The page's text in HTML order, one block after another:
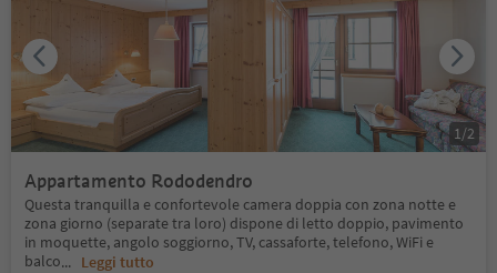
Appartamento Rododendro
Questa tranquilla e confortevole camera doppia con zona notte e
zona giorno (separate tra loro) dispone di letto doppio, pavimento
in moquette, angolo soggiorno, TV, cassaforte, telefono, WiFi e
balco... Leggi tutto
1 /2